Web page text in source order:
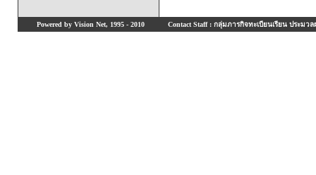
Powered by Vision Net, 1995 - 2010 Contact Staff : กลุ่มภารกิจทะเบียนเรียน ประมวล